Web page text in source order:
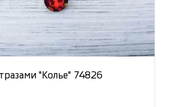
"Колье" 74826